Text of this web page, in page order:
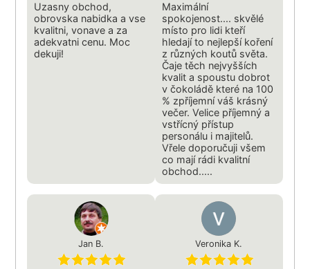
Uzasny obchod,
obrovska nabidka a vse
kvalitni, vonave a za
adekvatni cenu. Moc
dekuji!
Maximální
spokojenost.... skvělé
místo pro lidi kteří
hledají to nejlepší koření
z různých koutů světa.
Čaje těch nejvyšších
kvalit a spoustu dobrot
v čokoládě které na 100
% zpříjemní váš krásný
večer. Velice příjemný a
vstřícný přístup
personálu i majitelů.
Vřele doporučuji všem
co mají rádi kvalitní
obchod.....
Jan B. Veronika K.